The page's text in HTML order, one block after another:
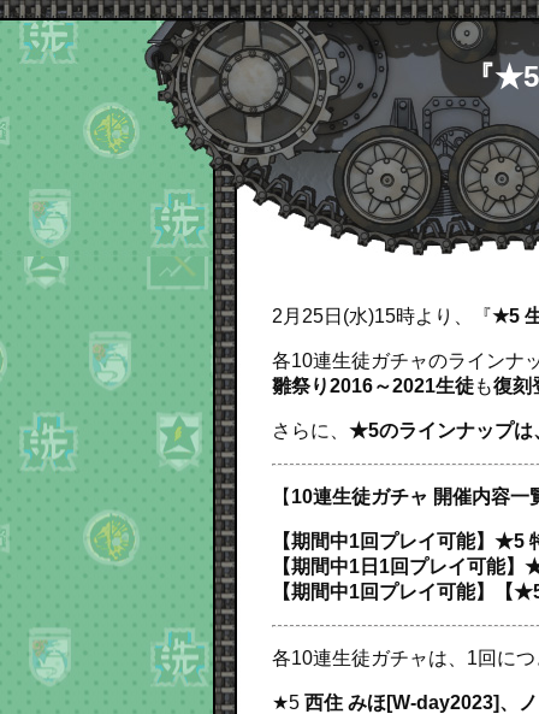
『
2月25日(水)15時より、『★5
各10連生徒ガチャのラインナ
雛祭り2016～2021生徒も復刻
さらに、 ★5のラインナップは
【 10連生徒ガチャ 開催内容一
【期間中1回プレイ可能】★5
【期間中1日1回プレイ可能
【期間中1回プレイ可能】【
各10連生徒ガチャは、1回に
★5 西住 みほ[W-day2023]、